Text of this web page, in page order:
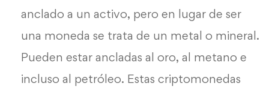
anclado a un activo, pero en lugar de ser
una moneda se trata de un metal o mineral.
Pueden estar ancladas al oro, al metano e
incluso al petróleo. Estas criptomonedas